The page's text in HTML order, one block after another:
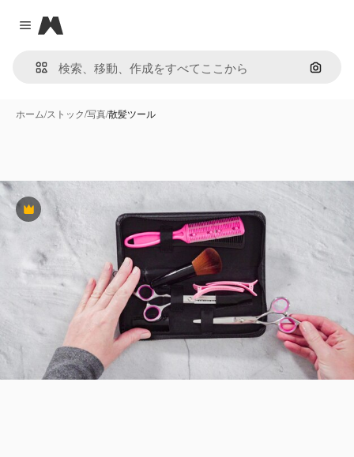
Close menu
Magnific
画像で
ホーム/ストック/写真/散髪ツール
Premium